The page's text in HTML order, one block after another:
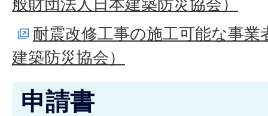
般財団法人日本建築防災協会）
耐震改修工事の施工可能な事業
建築防災協会）
申請書